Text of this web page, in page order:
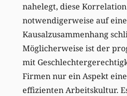
nahelegt, diese
notwendigerweise auf
Kausalzusammenhang
Möglicherweise ist der
mit
Firmen nur ein Aspekt
effizienten Arbeitskultur.